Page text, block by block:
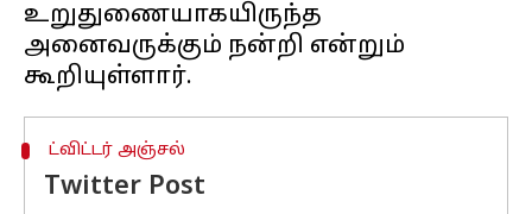
உறுதுணையாகயிருந்த
அனைவருக்கும் நன்றி என்றும்
ட்விட்டர் அஞ்சல்
Twitter Post